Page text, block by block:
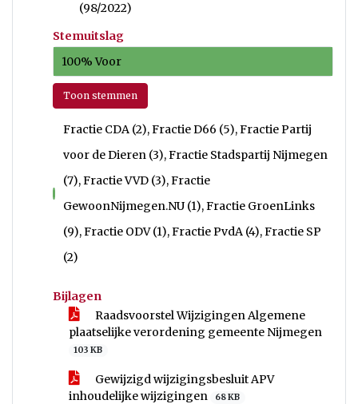
(98/2022)
Stemuitslag
100% Voor
Toon stemmen
voor
Fractie CDA (2), Fractie D66 (5), Fractie Partij
voor de Dieren (3), Fractie Stadspartij Nijmegen
(7), Fractie VVD (3), Fractie
GewoonNijmegen.NU (1), Fractie GroenLinks
(9), Fractie ODV (1), Fractie PvdA (4), Fractie SP
(2)
Bijlagen
Raadsvoorstel Wijzigingen Algemene
plaatselijke verordening gemeente Nijmegen
103 KB
Gewijzigd wijzigingsbesluit APV
inhoudelijke wijzigingen
68 KB